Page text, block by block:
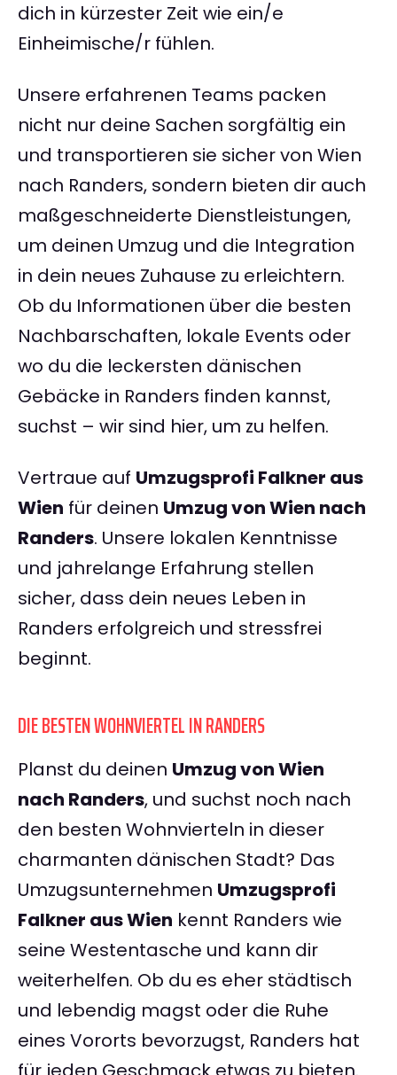
dich in kürzester Zeit wie ein/e
Einheimische/r fühlen.
Unsere erfahrenen Teams packen
nicht nur deine Sachen sorgfältig ein
und transportieren sie sicher von Wien
nach Randers, sondern bieten dir auch
maßgeschneiderte Dienstleistungen,
um deinen Umzug und die Integration
in dein neues Zuhause zu erleichtern.
Ob du Informationen über die besten
Nachbarschaften, lokale Events oder
wo du die leckersten dänischen
Gebäcke in Randers finden kannst,
suchst – wir sind hier, um zu helfen.
Vertraue auf Umzugsprofi Falkner aus
Wien für deinen Umzug von Wien nach
Randers. Unsere lokalen Kenntnisse
und jahrelange Erfahrung stellen
sicher, dass dein neues Leben in
Randers erfolgreich und stressfrei
beginnt.
DIE BESTEN WOHNVIERTEL IN RANDERS
Planst du deinen Umzug von Wien
nach Randers, und suchst noch nach
den besten Wohnvierteln in dieser
charmanten dänischen Stadt? Das
Umzugsunternehmen Umzugsprofi
Falkner aus Wien kennt Randers wie
seine Westentasche und kann dir
weiterhelfen. Ob du es eher städtisch
und lebendig magst oder die Ruhe
eines Vororts bevorzugst, Randers hat